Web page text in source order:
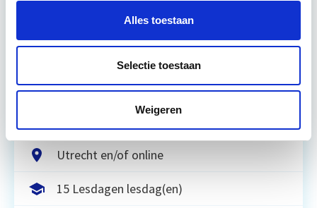
Alles toestaan
Selectie toestaan
Weigeren
Tijdens deze opleiding leer je om integraal
vastgoedprojecten te realiseren en/of te
verbeteren. De belangrijkste trends in vastgoed
Utrecht en/of online
15 Lesdagen lesdag(en)